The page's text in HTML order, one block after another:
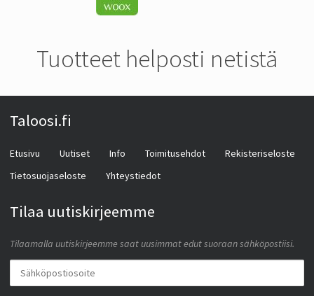
Tuotteet helposti netistä
Taloosi.fi
Etusivu Uutiset Info Toimitusehdot
Rekisteriseloste
Tietosuojaseloste
Yhteystiedot
Tilaa uutiskirjeemme
Tilaamalla uutiskirjeemme saat uusimmat edut suoraan sähköpostiisi.